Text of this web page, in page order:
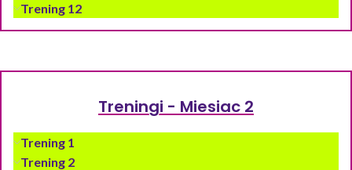
Trening 12
Treningi - Miesiac 2
Trening 1
Trening 2